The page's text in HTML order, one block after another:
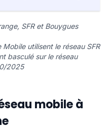
SFR et Bouygues
utilisent le réseau SFR
basculé sur le réseau
2025
mobile à